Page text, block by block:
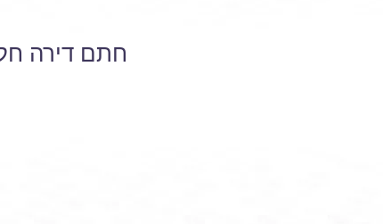
חתם דירה